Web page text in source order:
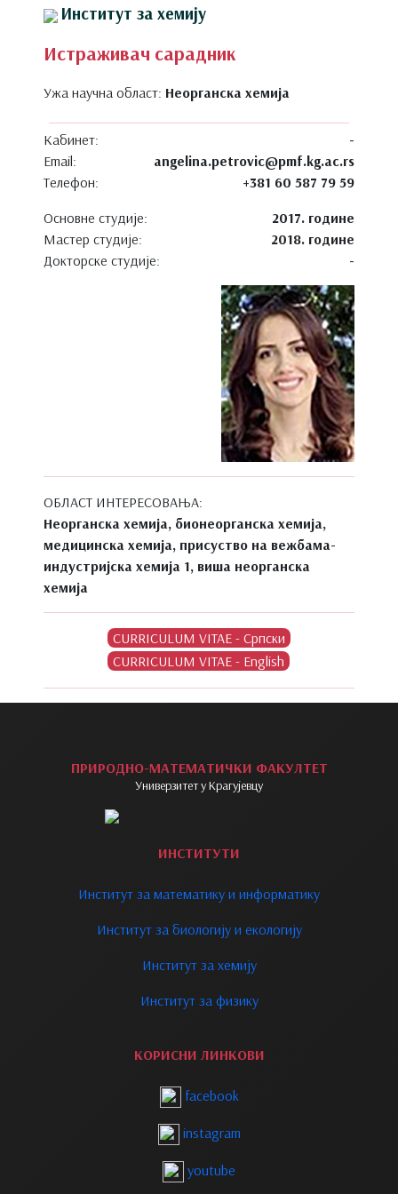
Институт за хемију
Истраживач сарадник
Ужа научна област: Неорганска хемија
Кабинет:
Email:
Телефон:
-
angelina.petrovic@pmf.kg.ac.rs
+381 60 587 79 59
Основне студије:
Мастер студије:
Докторске студије:
2017. године
2018. године
-
ОБЛАСТ ИНТЕРЕСОВАЊА:
Неорганска хемија, бионеорганска хемија,
медицинска хемија, присуство на вежбама-
индустријска хемија 1, виша неорганска
хемија
ПРИРОДНО-МАТЕМАТИЧКИ ФАКУЛТЕТ
Универзитет у Крагујевцу
ИНСТИТУТИ
Институт за математику и информатику
Институт за биологију и екологију
Институт за хемију
Институт за физику
КОРИСНИ ЛИНКОВИ
facebook
instagram
youtube